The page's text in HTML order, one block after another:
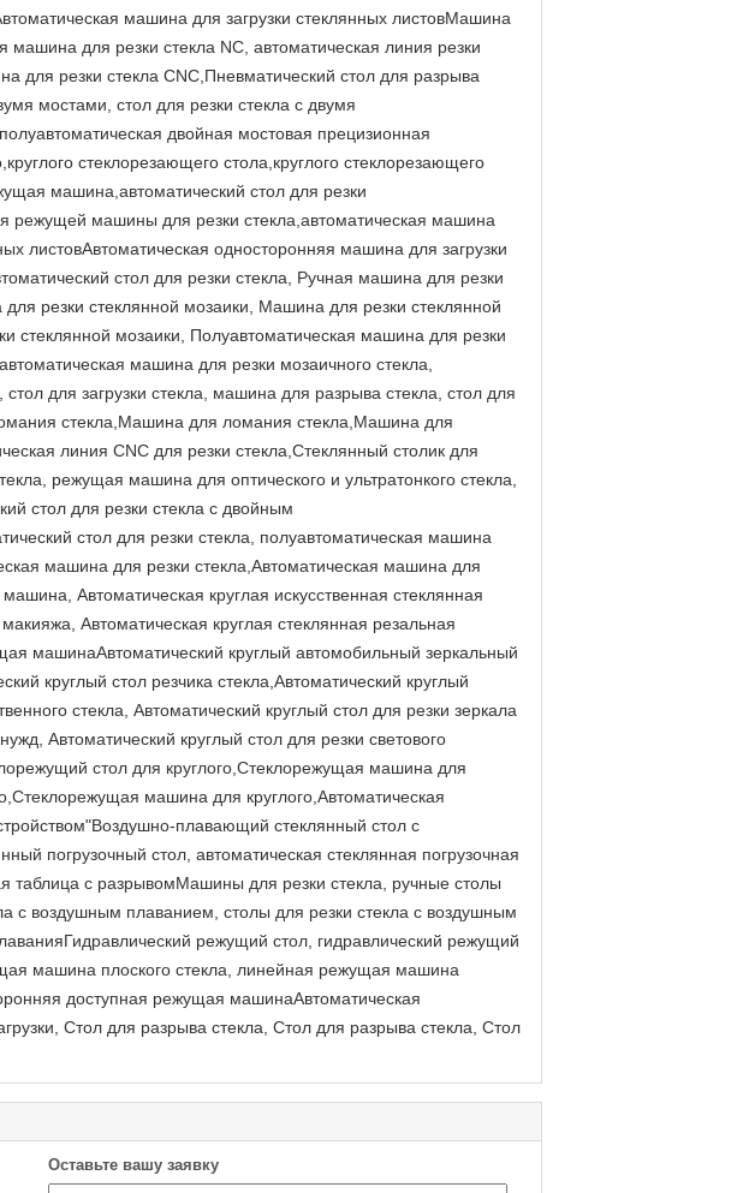
машина для загрузки стеклянных листовМашина
машина для резки стекла NC, автоматическая линия резки
для резки стекла CNC,Пневматический стол для разрыва
мостами, стол для резки стекла с двумя
двойная мостовая прецизионная
стеклорезающего стола,круглого стеклорезающего
машина,автоматический стол для резки
режущей машины для резки стекла,автоматическая машина
листовАвтоматическая односторонняя машина для загрузки
стол для резки стекла, Ручная машина для резки
резки стеклянной мозаики, Машина для резки стеклянной
стеклянной мозаики, Полуавтоматическая машина для резки
машина для резки мозаичного стекла,
стол для загрузки стекла, машина для разрыва стекла, стол для
стекла,Машина для ломания стекла,Машина для
линия CNC для резки стекла,Стеклянный столик для
режущая машина для оптического и ультратонкого стекла,
стол для резки стекла с двойным
стол для резки стекла, полуавтоматическая машина
машина для резки стекла,Автоматическая машина для
Автоматическая круглая искусственная стеклянная
Автоматическая круглая стеклянная резальная
машинаАвтоматический круглый автомобильный зеркальный
круглый стол резчика стекла,Автоматический круглый
стекла, Автоматический круглый стол для резки зеркала
Автоматический круглый стол для резки светового
стол для круглого,Стеклорежущая машина для
машина для круглого,Автоматическая
плавающий стеклянный стол с
погрузочный стол, автоматическая стеклянная погрузочная
таблица с разрывомМашины для резки стекла, ручные столы
с воздушным плаванием, столы для резки стекла с воздушным
режущий стол, гидравлический режущий
машина плоского стекла, линейная режущая машина
доступная режущая машинаАвтоматическая
Стол для разрыва стекла, Стол для разрыва стекла, Стол
Оставьте вашу заявку